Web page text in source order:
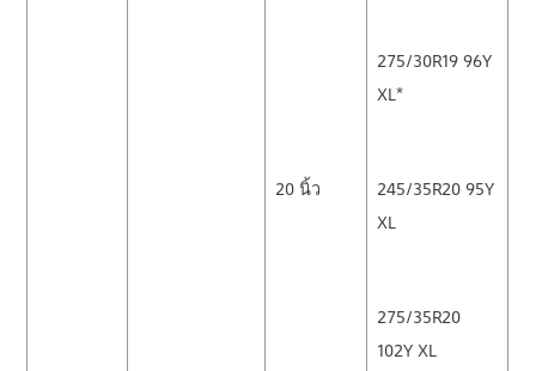
275/30R19 96Y
XL*
20 นิ้ว
245/35R20 95Y
XL
275/35R20
102Y XL